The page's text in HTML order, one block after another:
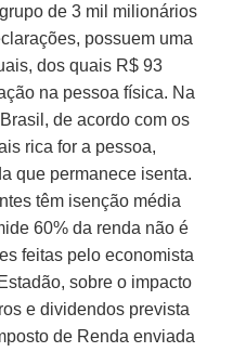
de 3 mil milionários
possuem uma
dos quais R$ 93
na pessoa física. Na
de acordo com os
rica for a pessoa,
que permanece isenta.
têm isenção média
60% da renda não é
feitas pelo economista
sobre o impacto
e dividendos prevista
de Renda enviada